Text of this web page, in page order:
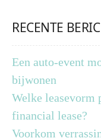
RECENTE
Een auto-event
bijwonen
Welke
financial lease?
Voorkom